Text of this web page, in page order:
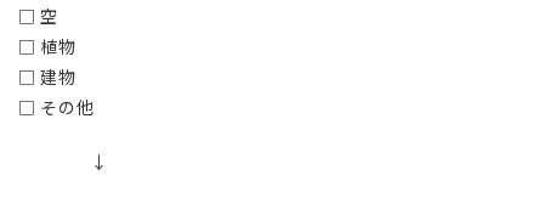
□ 空
□ 植物
□ 建物
□ その他
↓